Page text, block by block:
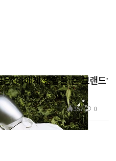
'나에게 영향을 준 브랜드'
.
357 0